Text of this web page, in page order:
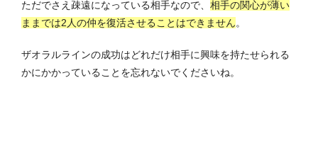
ただでさえ疎遠になっている相手なので、 相手の関心が薄い
ままでは2人の仲を復活させることはできません。
ザオラルラインの成功はどれだけ相手に興味を持たせられる
かにかかっていることを忘れないでくださいね。